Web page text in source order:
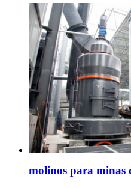
molinos para minas